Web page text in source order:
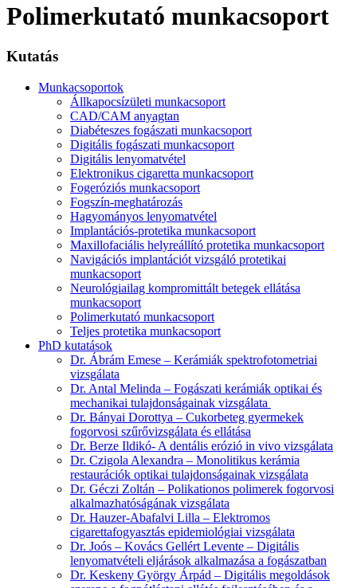
Polimerkutató munkacsoport
Kutatás
Munkacsoportok
Állkapocsízületi munkacsoport
CAD/CAM anyagtan
Diabéteszes fogászati munkacsoport
Digitális fogászati munkacsoport
Digitális lenyomatvétel
Elektronikus cigaretta munkacsoport
Fogeróziós munkacsoport
Fogszín-meghatározás
Hagyományos lenyomatvétel
Implantációs-protetika munkacsoport
Maxillofaciális helyreállító protetika munkacsoport
Navigációs implantációt vizsgáló protetikai
munkacsoport
Neurológiailag kompromittált betegek ellátása
munkacsoport
Polimerkutató munkacsoport
Teljes protetika munkacsoport
PhD kutatások
Dr. Ábrám Emese – Kerámiák spektrofotometriai
vizsgálata
Dr. Antal Melinda – Fogászati kerámiák optikai és
mechanikai tulajdonságainak vizsgálata
Dr. Bányai Dorottya – Cukorbeteg gyermekek
fogorvosi szűrővizsgálata és ellátása
Dr. Berze Ildikó- A dentális erózió in vivo vizsgálata
Dr. Czigola Alexandra – Monolitikus kerámia
restaurációk optikai tulajdonságainak vizsgálata
Dr. Géczi Zoltán – Polikationos polimerek fogorvosi
alkalmazhatóságának vizsgálata
Dr. Hauzer-Abafalvi Lilla – Elektromos
cigarettafogyasztás epidemiológiai vizsgálata
Dr. Joós – Kovács Gellért Levente – Digitális
lenyomatvételi eljárások alkalmazása a fogászatban
Dr. Keskeny György Árpád – Digitális megoldások